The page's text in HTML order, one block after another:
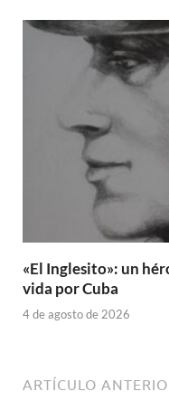
«El Inglesito»: un
vida por Cuba
4 de agosto de 2026
ARTÍCULO